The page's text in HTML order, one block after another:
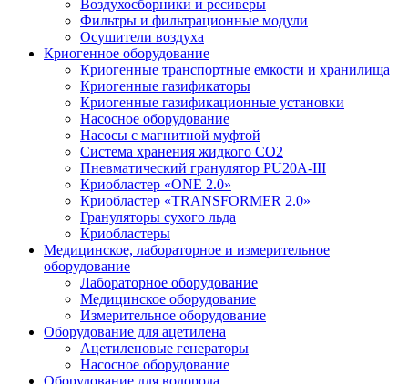
Воздухосборники и ресиверы
Фильтры и фильтрационные модули
Осушители воздуха
Криогенное оборудование
Криогенные транспортные емкости и хранилища
Криогенные газификаторы
Криогенные газификационные установки
Насосное оборудование
Насосы с магнитной муфтой
Система хранения жидкого CO2
Пневматический гранулятор PU20A-III
Криобластер «ONE 2.0»
Криобластер «TRANSFORMER 2.0»
Грануляторы сухого льда
Криобластеры
Медицинское, лабораторное и измерительное
оборудование
Лабораторное оборудование
Медицинское оборудование
Измерительное оборудование
Оборудование для ацетилена
Ацетиленовые генераторы
Насосное оборудование
Оборудование для водорода